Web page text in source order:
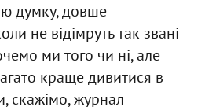
думку, довше
не відімруть так звані
ми того чи ні, але
краще дивитися в
скажімо, журнал